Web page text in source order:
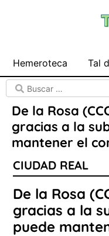
Hemeroteca Tal
De la Rosa
gracias a la
mantener el
CIUDAD REAL
De la Rosa
gracias a la
puede